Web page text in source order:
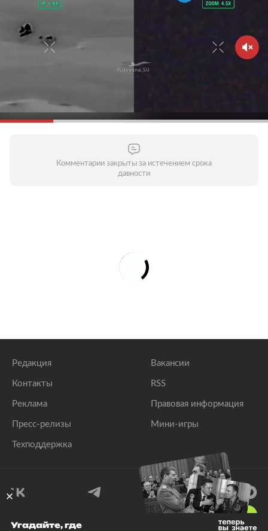
Комментарии закрыты за истечением срока
давности
Редакция
Контакты
Реклама
Пресс-релизы
Техподдержка
Вакансии
RSS
Правовая информация
Мини-игры
Угадайте, где